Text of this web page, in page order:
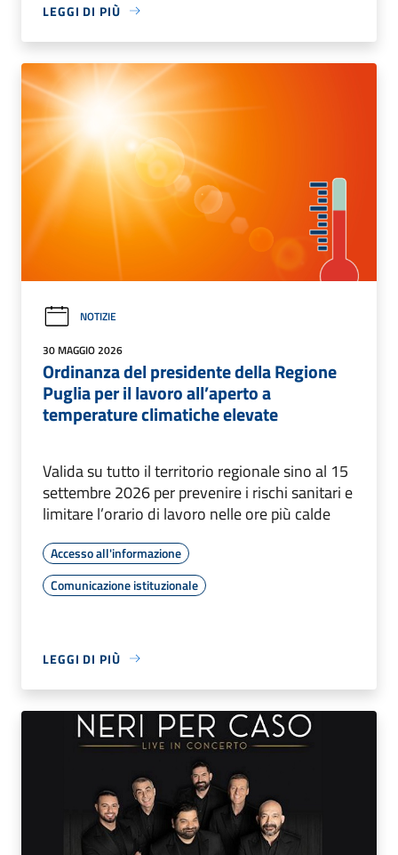
LEGGI DI PIÙ
NOTIZIE
30 MAGGIO 2026
Ordinanza del presidente della Regione
Puglia per il lavoro all’aperto a
temperature climatiche elevate
Valida su tutto il territorio regionale sino al 15
settembre 2026 per prevenire i rischi sanitari e
limitare l’orario di lavoro nelle ore più calde
Accesso all'informazione
Comunicazione istituzionale
LEGGI DI PIÙ